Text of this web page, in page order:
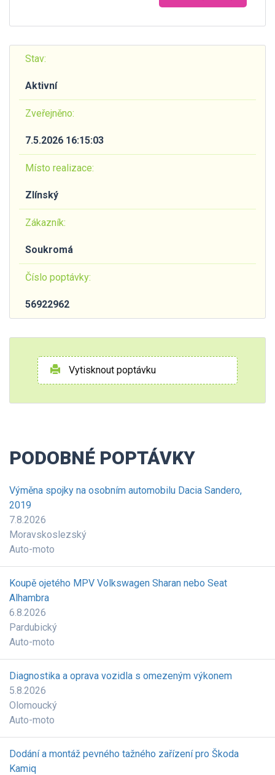
Stav:
Aktivní
Zveřejněno:
7.5.2026 16:15:03
Místo realizace:
Zlínský
Zákazník:
Soukromá
Číslo poptávky:
56922962
Vytisknout poptávku
PODOBNÉ POPTÁVKY
Výměna spojky na osobním automobilu Dacia Sandero,
2019
7.8.2026
Moravskoslezský
Auto-moto
Koupě ojetého MPV Volkswagen Sharan nebo Seat
Alhambra
6.8.2026
Pardubický
Auto-moto
Diagnostika a oprava vozidla s omezeným výkonem
5.8.2026
Olomoucký
Auto-moto
Dodání a montáž pevného tažného zařízení pro Škoda
Kamiq